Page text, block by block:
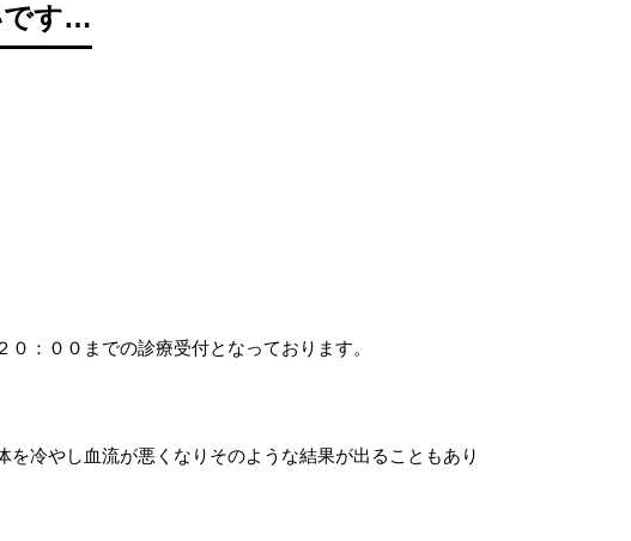
です…
：００までの診療受付となっております。
冷やし血流が悪くなりそのような結果が出ることもあり